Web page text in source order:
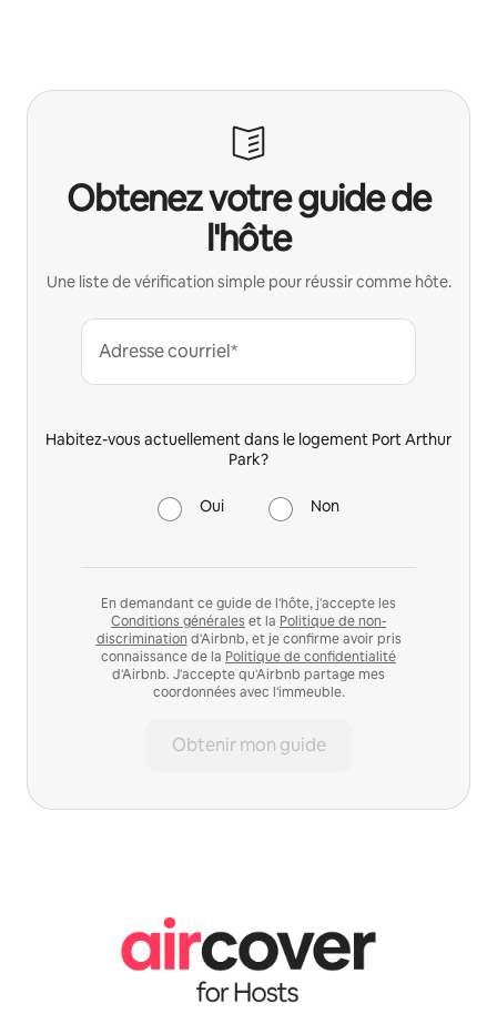
Obtenez votre guide de
l'hôte
Une liste de vérification simple pour réussir comme hôte.
Adresse courriel*
Habitez-vous actuellement dans le logement Port Arthur
Park?
Oui Non
En demandant ce guide de l'hôte, j'accepte les
Conditions générales et la Politique de non-
discrimination d'Airbnb, et je confirme avoir pris
connaissance de la Politique de confidentialité
d'Airbnb. J'accepte qu'Airbnb partage mes
coordonnées avec l'immeuble.
Obtenir mon guide